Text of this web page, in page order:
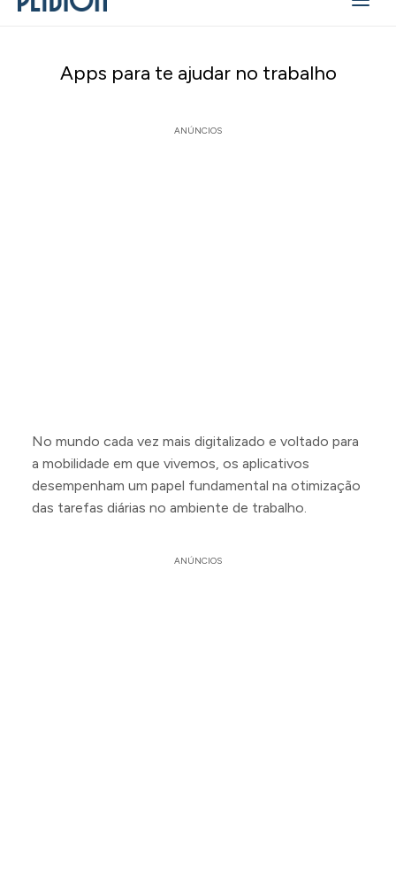
Apps para te ajudar no trabalho
ANÚNCIOS
No mundo cada vez mais digitalizado e voltado para
a mobilidade em que vivemos, os aplicativos
desempenham um papel fundamental na otimização
das tarefas diárias no ambiente de trabalho.
ANÚNCIOS